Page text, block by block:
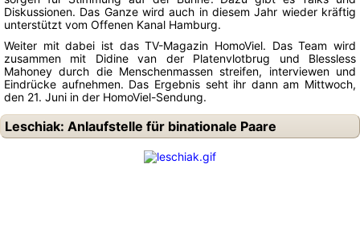
Diskussionen. Das Ganze wird auch in diesem Jahr wieder kräftig
unterstützt vom Offenen Kanal Hamburg.
Weiter mit dabei ist das TV-Magazin HomoViel. Das Team wird
zusammen mit Didine van der Platenvlotbrug und Blessless
Mahoney durch die Menschenmassen streifen, interviewen und
Eindrücke aufnehmen. Das Ergebnis seht ihr dann am Mittwoch,
den 21. Juni in der HomoViel-Sendung.
Leschiak: Anlaufstelle für binationale Paare